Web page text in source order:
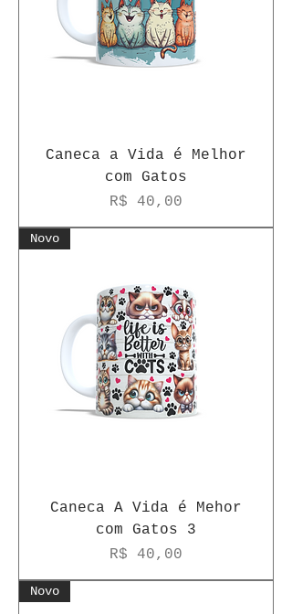
Caneca a Vida é Melhor
com Gatos
Preço
R$ 40,00
Novo
Caneca A Vida é Mehor
com Gatos 3
Preço
R$ 40,00
Novo